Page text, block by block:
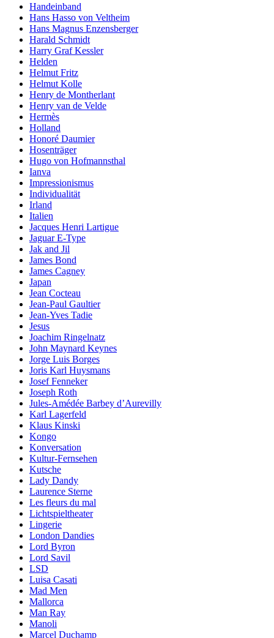
Handeinband
Hans Hasso von Veltheim
Hans Magnus Enzensberger
Harald Schmidt
Harry Graf Kessler
Helden
Helmut Fritz
Helmut Kolle
Henry de Montherlant
Henry van de Velde
Hermès
Holland
Honoré Daumier
Hosenträger
Hugo von Hofmannsthal
Ianva
Impressionismus
Individualität
Irland
Italien
Jacques Henri Lartigue
Jaguar E-Type
Jak and Jil
James Bond
James Cagney
Japan
Jean Cocteau
Jean-Paul Gaultier
Jean-Yves Tadie
Jesus
Joachim Ringelnatz
John Maynard Keynes
Jorge Luis Borges
Joris Karl Huysmans
Josef Fenneker
Joseph Roth
Jules-Amédée Barbey d’Aurevilly
Karl Lagerfeld
Klaus Kinski
Kongo
Konversation
Kultur-Fernsehen
Kutsche
Lady Dandy
Laurence Sterne
Les fleurs du mal
Lichtspieltheater
Lingerie
London Dandies
Lord Byron
Lord Savil
LSD
Luisa Casati
Mad Men
Mallorca
Man Ray
Manoli
Marcel Duchamp